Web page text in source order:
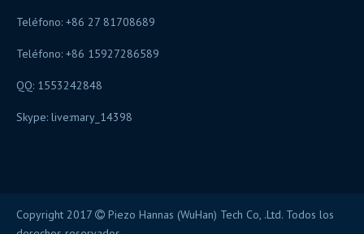
Teléfono: +86 27 81708689
Teléfono: +86 15927286589
QQ: 1553242848
Skype: live:mary_14398
Copyright 2017  Piezo Hannas (WuHan) Tech Co, .Ltd. Todos los